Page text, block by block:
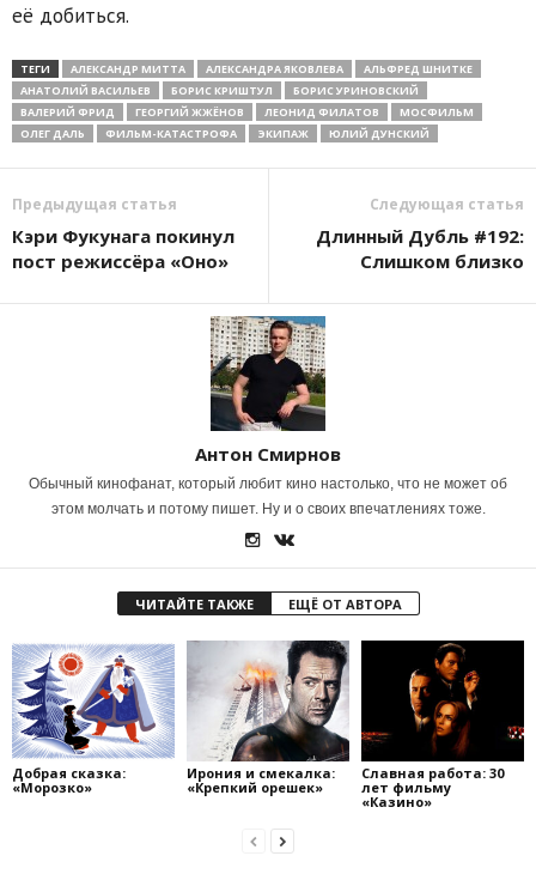
её добиться.
ТЕГИ АЛЕКСАНДР МИТТА АЛЕКСАНДРА ЯКОВЛЕВА
АЛЬФРЕД ШНИТКЕ
АНАТОЛИЙ ВАСИЛЬЕВ
БОРИС КРИШТУЛ
БОРИС УРИНОВСКИЙ
ВАЛЕРИЙ ФРИД
ГЕОРГИЙ ЖЖЁНОВ ЛЕОНИД ФИЛАТОВ
МОСФИЛЬМ
ОЛЕГ ДАЛЬ
ФИЛЬМ-КАТАСТРОФА ЭКИПАЖ ЮЛИЙ ДУНСКИЙ
Предыдущая статья
Кэри Фукунага покинул
пост режиссёра «Оно»
Следующая статья
Длинный Дубль #192:
Слишком близко
Антон Смирнов
Обычный кинофанат, который любит кино настолько, что не может об
этом молчать и потому пишет. Ну и о своих впечатлениях тоже.
ЧИТАЙТЕ ТАКЖЕ ЕЩЁ ОТ АВТОРА
Добрая сказка:
«Морозко»
Ирония и смекалка:
«Крепкий орешек»
Славная работа: 30
лет фильму
«Казино»